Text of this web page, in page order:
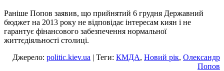
Раніше Попов заявив, що прийнятий 6 грудня Державний
бюджет на 2013 року не відповідає інтересам киян і не
гарантує фінансового забезпечення нормальної
життєдіяльності столиці.
Джерело: politic.kiev.ua | Теги: КМДА, Новий рік, Олександр
Попов